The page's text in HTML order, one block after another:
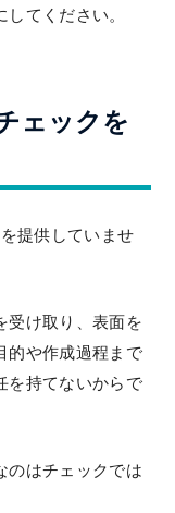
してください。
ェックを
提供していませ
受け取り、表面を
的や作成過程まで
を持てないからで
のはチェックでは